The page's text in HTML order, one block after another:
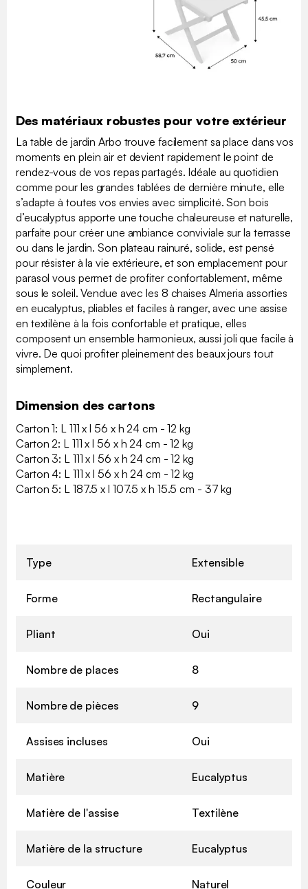
Des matériaux robustes pour votre extérieur
La table de jardin Arbo trouve facilement sa place dans vos
moments en plein air et devient rapidement le point de
rendez-vous de vos repas partagés. Idéale au quotidien
comme pour les grandes tablées de dernière minute, elle
s’adapte à toutes vos envies avec simplicité. Son bois
d’eucalyptus apporte une touche chaleureuse et naturelle,
parfaite pour créer une ambiance conviviale sur la terrasse
ou dans le jardin. Son plateau rainuré, solide, est pensé
pour résister à la vie extérieure, et son emplacement pour
parasol vous permet de profiter confortablement, même
sous le soleil. Vendue avec les 8 chaises Almeria assorties
en eucalyptus, pliables et faciles à ranger, avec une assise
en textilène à la fois confortable et pratique, elles
composent un ensemble harmonieux, aussi joli que facile à
vivre. De quoi profiter pleinement des beaux jours tout
simplement.
Dimension des cartons
Carton 1: L 111 x l 56 x h 24 cm - 12 kg
Carton 2: L 111 x l 56 x h 24 cm - 12 kg
Carton 3: L 111 x l 56 x h 24 cm - 12 kg
Carton 4: L 111 x l 56 x h 24 cm - 12 kg
Carton 5: L 187.5 x l 107.5 x h 15.5 cm - 37 kg
Type Extensible
Forme Rectangulaire
Pliant Oui
Nombre de places 8
Nombre de pièces 9
Assises incluses Oui
Matière Eucalyptus
Matière de l'assise Textilène
Matière de la structure Eucalyptus
Couleur Naturel